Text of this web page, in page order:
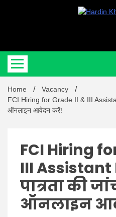
Home
Vacancy
FCI Hiring for Grade II & III
ऑनलाइन आवेदन करें!
FCI Hiring
III Assistant
पात्रता की
ऑनलाइन